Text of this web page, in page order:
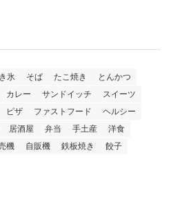
氷 そば たこ焼き
とんかつ
カレー サンドイッチ
スイーツ
ピザ ファストフード
ヘルシー
居酒屋 弁当 手土産
洋食
機 自販機 鉄板焼き 餃子